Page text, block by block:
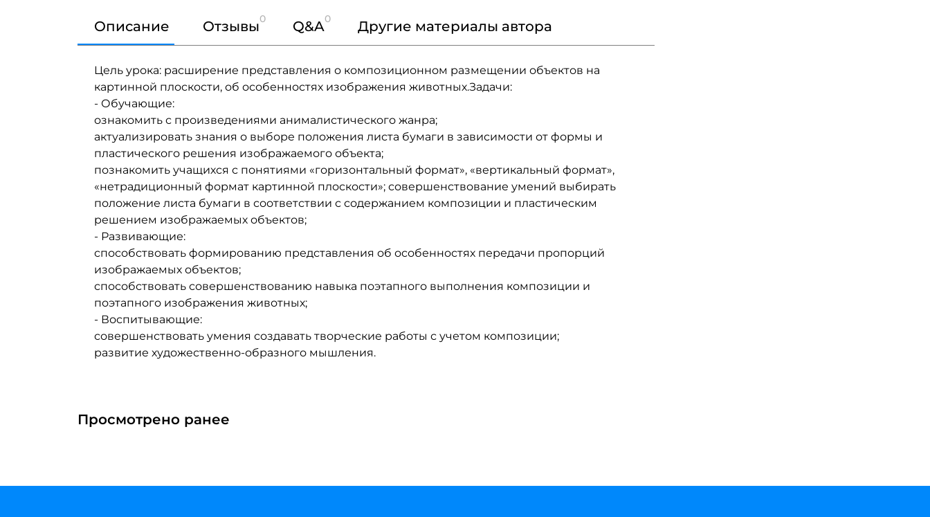
Описание Отзывы0 Q&A0 Другие материалы автора
Цель урока: расширение представления о композиционном размещении объектов на
картинной плоскости, об особенностях изображения животных.Задачи:
- Обучающие:
ознакомить с произведениями анималистического жанра;
актуализировать знания о выборе положения листа бумаги в зависимости от формы и
пластического решения изображаемого объекта;
познакомить учащихся с понятиями «горизонтальный формат», «вертикальный формат»,
«нетрадиционный формат картинной плоскости»; совершенствование умений выбирать
положение листа бумаги в соответствии с содержанием композиции и пластическим
решением изображаемых объектов;
- Развивающие:
способствовать формированию представления об особенностях передачи пропорций
изображаемых объектов;
способствовать совершенствованию навыка поэтапного выполнения композиции и
поэтапного изображения животных;
- Воспитывающие:
совершенствовать умения создавать творческие работы с учетом композиции;
развитие художественно-образного мышления.
Просмотрено ранее